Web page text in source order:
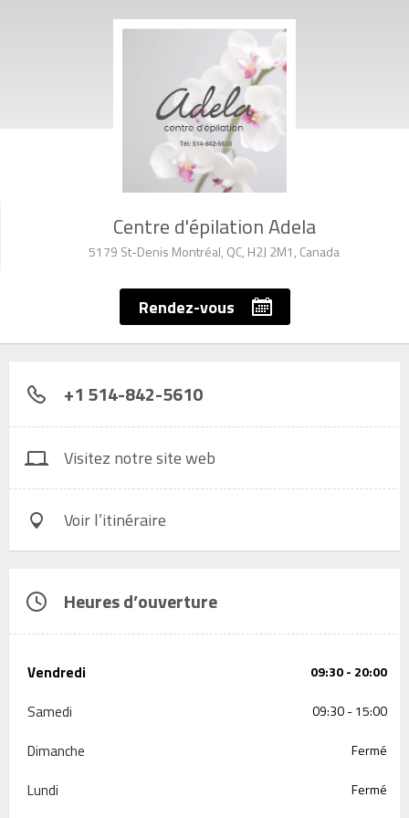
Centre d'épilation Adela
5179 St-Denis Montréal, QC, H2J 2M1, Canada
Rendez-vous
+1 514-842-5610
Visitez notre site web
Voir l’itinéraire
Heures d’ouverture
Vendredi 09:30 - 20:00
Samedi 09:30 - 15:00
Dimanche Fermé
Lundi Fermé